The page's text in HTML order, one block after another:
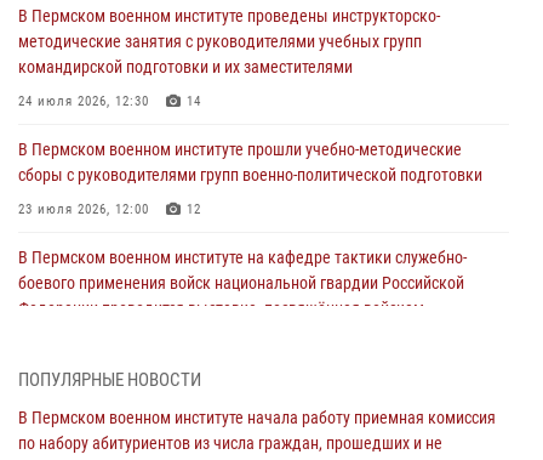
В Пермском военном институте проведены инструкторско-
методические занятия с руководителями учебных групп
командирской подготовки и их заместителями
24 июля 2026, 12:30 14
В Пермском военном институте прошли учебно-методические
сборы с руководителями групп военно-политической подготовки
23 июля 2026, 12:00 12
В Пермском военном институте на кафедре тактики служебно-
боевого применения войск национальной гвардии Российской
Федерации проводится выставка, посвящённая войскам
Командование и личный состав Пермского военного института
Росгвардии поздравили сотрудника с Юбилеем
ПОПУЛЯРНЫЕ НОВОСТИ
В Пермском военном институте начала работу приемная комиссия
по набору абитуриентов из числа граждан, прошедших и не